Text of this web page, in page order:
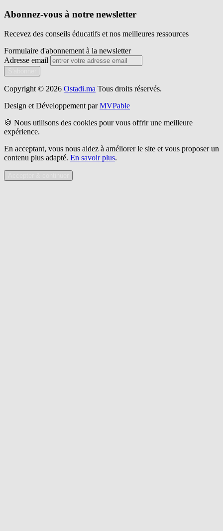
Abonnez-vous à notre newsletter
Recevez des conseils éducatifs et nos meilleures ressources
Formulaire d'abonnement à la newsletter
Adresse email
Copyright © 2026 Ostadi.ma Tous droits réservés.
Design et Développement par MVPable
🍪 Nous utilisons des cookies pour vous offrir une meilleure
expérience.
En acceptant, vous nous aidez à améliorer le site et vous proposer un
contenu plus adapté. En savoir plus.